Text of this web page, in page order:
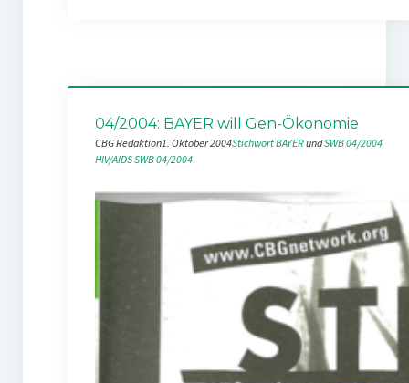
04/2004: BAYER will Gen-Ökonomie
CBG Redaktion1. Oktober 2004Stichwort BAYER und SWB 04/2004
HIV/AIDSSWB 04/2004